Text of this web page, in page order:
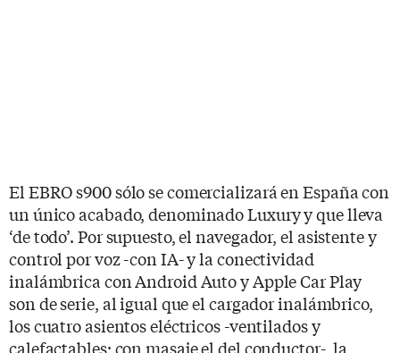
El EBRO s900 sólo se comercializará en España con
un único acabado, denominado Luxury y que lleva
‘de todo’. Por supuesto, el navegador, el asistente y
control por voz -con IA- y la conectividad
inalámbrica con Android Auto y Apple Car Play
son de serie, al igual que el cargador inalámbrico,
los cuatro asientos eléctricos -ventilados y
calefactables; con masaje el del conductor-, la